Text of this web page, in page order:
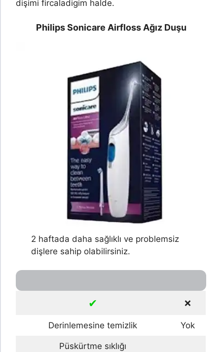
dişimi fircaladigim halde.
Philips Sonicare Airfloss Ağız Duşu
2 haftada daha sağlıklı ve problemsiz
dişlere sahip olabilirsiniz.
✔ ❌
Derinlemesine temizlik Yok
Püskürtme sıklığı